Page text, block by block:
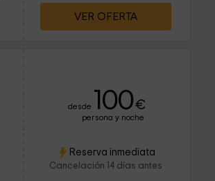
VER OFERTA
desde 100€
persona y noche
Reserva inmediata
Cancelación 14 días antes